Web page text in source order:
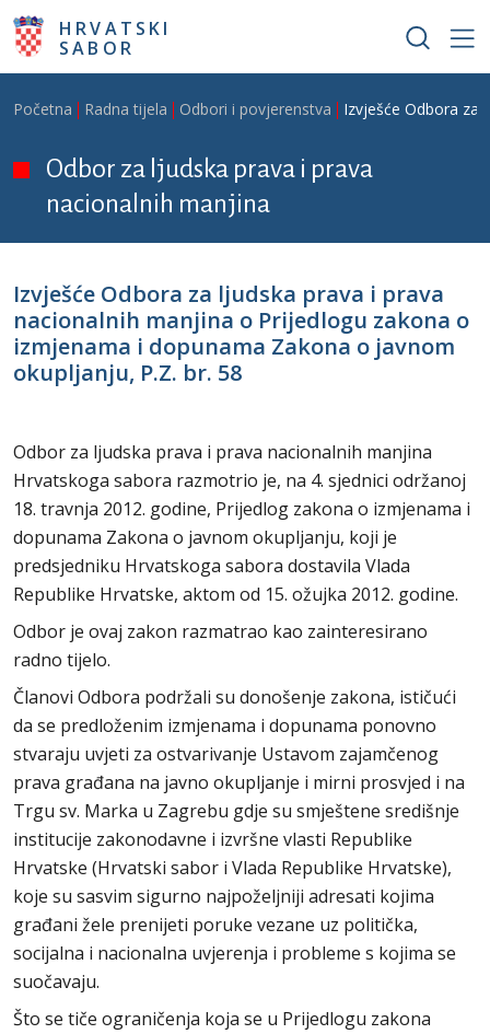
Skoči na glavni sadržaj
HRVATSKI
SABOR
Breadcrumb
Početna Radna tijela Odbori i povjerenstva Izvješće Odbora za
Odbor za ljudska prava i prava
nacionalnih manjina
Izvješće Odbora za ljudska prava i prava
nacionalnih manjina o Prijedlogu zakona o
izmjenama i dopunama Zakona o javnom
okupljanju, P.Z. br. 58
Odbor za ljudska prava i prava nacionalnih manjina
Hrvatskoga sabora razmotrio je, na 4. sjednici održanoj
18. travnja 2012. godine, Prijedlog zakona o izmjenama i
dopunama Zakona o javnom okupljanju, koji je
predsjedniku Hrvatskoga sabora dostavila Vlada
Republike Hrvatske, aktom od 15. ožujka 2012. godine.
Odbor je ovaj zakon razmatrao kao zainteresirano
radno tijelo.
Članovi Odbora podržali su donošenje zakona, ističući
da se predloženim izmjenama i dopunama ponovno
stvaraju uvjeti za ostvarivanje Ustavom zajamčenog
prava građana na javno okupljanje i mirni prosvjed i na
Trgu sv. Marka u Zagrebu gdje su smještene središnje
institucije zakonodavne i izvršne vlasti Republike
Hrvatske (Hrvatski sabor i Vlada Republike Hrvatske),
koje su sasvim sigurno najpoželjniji adresati kojima
građani žele prenijeti poruke vezane uz politička,
socijalna i nacionalna uvjerenja i probleme s kojima se
suočavaju.
Što se tiče ograničenja koja se u Prijedlogu zakona